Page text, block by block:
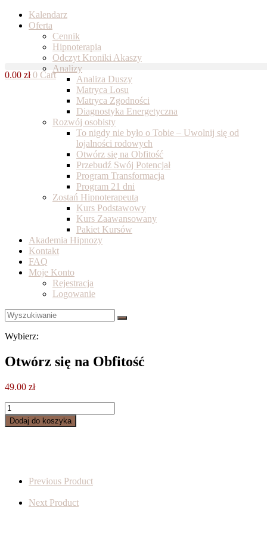
Skip
0.00 zł 0 Cart
Kalendarz
Oferta
Cennik
Hipnoterapia
Odczyt Kroniki Akaszy
Analizy
Analiza Duszy
Matryca Losu
Matryca Zgodności
Diagnostyka Energetyczna
Rozwój osobisty
To nigdy nie było o Tobie – Uwolnij się od
lojalności rodowych
Otwórz się na Obfitość
Przebudź Swój Potencjał
Program Transformacja
Program 21 dni
Zostań Hipnoterapeutą
Kurs Podstawowy
Kurs Zaawansowany
Pakiet Kursów
Akademia Hipnozy
Kontakt
FAQ
Moje Konto
Rejestracja
Logowanie
Wybierz:
Otwórz się na Obfitość
49.00 zł
ilość
Otwórz
się
Dodaj do koszyka
Previous Product
Next Product